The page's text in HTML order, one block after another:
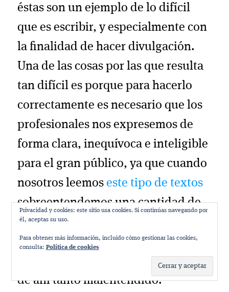
éstas son un ejemplo de lo difícil
que es escribir, y especialmente con
la finalidad de hacer divulgación.
Una de las cosas por las que resulta
tan difícil es porque para hacerlo
correctamente es necesario que los
profesionales nos expresemos de
forma clara, inequívoca e inteligible
para el gran público, ya que cuando
nosotros leemoseste tipo de textos
sobreentendemos una cantidad de
información enorme, que es
justamente la misma que a veces
ignora el público no especializado,
de ahí tanto malentendido.
Privacidad y cookies: este sitio usa cookies. Si continúas navegando por
él, aceptas su uso.
Para obtener más información, incluido cómo gestionar las cookies,
consulta: Política de cookies